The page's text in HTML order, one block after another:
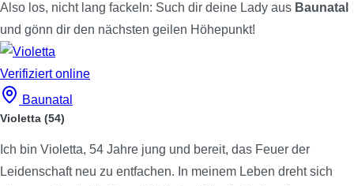
Also los, nicht lang fackeln: Such dir deine Lady aus Baunatal
und gönn dir den nächsten geilen Höhepunkt!
Verifiziertonline
Baunatal
Violetta (54)
Ich bin Violetta, 54 Jahre jung und bereit, das Feuer der
Leidenschaft neu zu entfachen. In meinem Leben dreht sich